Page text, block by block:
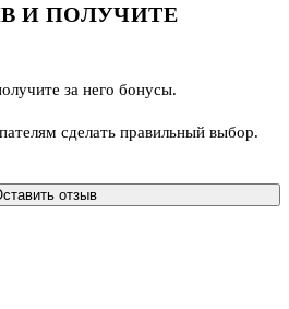
И ПОЛУЧИТЕ
за него бонусы.
сделать правильный выбор.
отзыв